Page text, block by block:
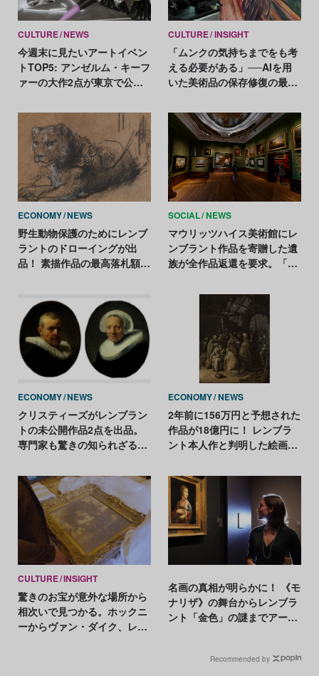
CULTURE NEWS
今週末に見たいアートイベン
トTOP5: アンゼルム・キーフ
ァーの大作2点が東京で公
年に渡る日本との繋がりを辿
CULTURE INSIGHT
「ムンクの気持ちまでをも考
える必要がある」──AIを用
いた美術品の保存修復の最前
ECONOMY NEWS
野生動物保護のためにレンブ
ラントのドローイングが出
品！ 素描作品の最高落札額更
SOCIAL NEWS
マウリッツハイス美術館にレ
ンブラント作品を寄贈した遺
族が全作品返還を要求。「約
ECONOMY NEWS
クリスティーズがレンブラン
トの未公開作品2点を出品。
専門家も驚きの知られざる肖
ECONOMY NEWS
2年前に156万円と予想された
作品が18億円に！ レンブラ
ント本人作と判明した絵画が
CULTURE INSIGHT
驚きのお宝が意外な場所から
相次いで見つかる。ホックニ
ーからヴァン・ダイク、レン
名画の真相が明らかに！ 《モ
ナリザ》の舞台からレンブラ
ント「金色」の謎までアート
Recommended by